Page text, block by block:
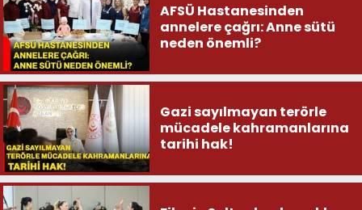
AFSÜ Hastanesinden
annelere çağrı: Anne sütü
neden önemli?
Gazi sayılmayan terörle
mücadele kahramanlarına
tarihi hak!